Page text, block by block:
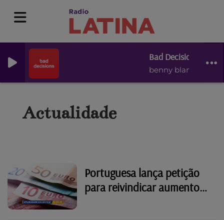
Bad Decisions
benny blanco, BTS
Actualidade
Portuguesa lança petição
para reivindicar aumento